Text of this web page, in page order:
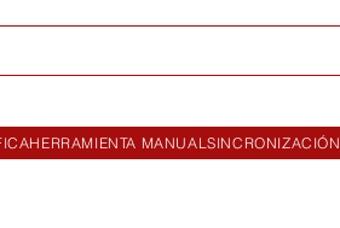
HERRAMIENTA MANUALSINCRONIZACIÓN